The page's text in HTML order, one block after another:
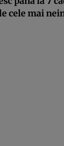
cele mai